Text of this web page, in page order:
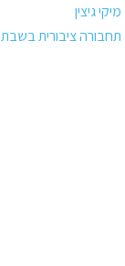
מיקי גיצין
תחבורה ציבורית בשבת